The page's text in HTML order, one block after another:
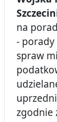
na
- porady
spraw
zgodnie